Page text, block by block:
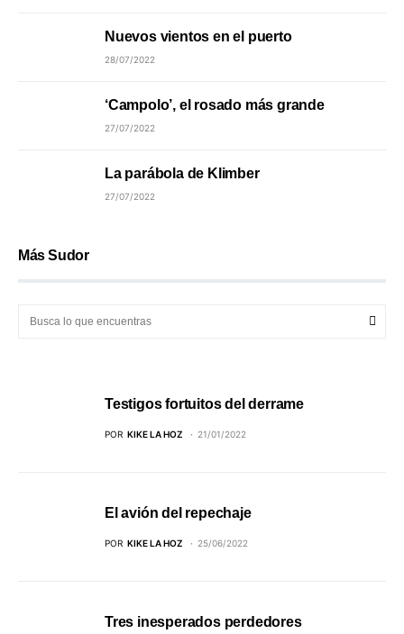
Nuevos vientos en el puerto
28/07/2022
‘Campolo’, el rosado más grande
27/07/2022
La parábola de Klimber
27/07/2022
Más Sudor
Testigos fortuitos del derrame
POR KIKE LA HOZ 21/01/2022
El avión del repechaje
POR KIKE LA HOZ 25/06/2022
Tres inesperados perdedores